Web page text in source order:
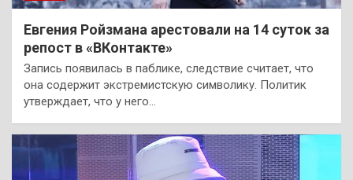
Евгения Ройзмана арестовали на 14 суток за
репост в «ВКонтакте»
Запись появилась в паблике, следствие считает, что
она содержит экстремистскую символику. Политик
утверждает, что у него…